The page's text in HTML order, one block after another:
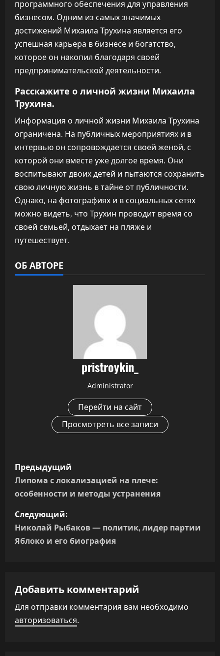
программного обеспечения для управления
бизнесом. Одним из самых значимых
достижений Михаила Трухина является его
успешная карьера в бизнесе и богатство,
которое он накопил благодаря своей
предпринимательской деятельности.
Расскажите о личной жизни Михаила
Трухина.
Информация о личной жизни Михаила Трухина
ограничена. На публичных мероприятиях и в
интервью он сопровождается своей женой, с
которой они вместе уже долгое время. Они
воспитывают двоих детей и пытаются сохранить
свою личную жизнь в тайне от публичности.
Однако, на фотографиях и в социальных сетях
можно видеть, что Трухин проводит время со
своей семьей, отдыхает на пляже и
путешествует.
ОБ АВТОРЕ
pristroykin_
Administrator
Перейти на сайт
Просмотреть все записи
Н
а
в
и
г
ц
и
я
Предыдущий
Липома с локализацией на плече:
особенности и методы устранения
Следующий:
Николай Рыбаков — политик, лидер партии
Яблоко и его биография
Добавить комментарий
Для отправки комментария вам необходимо
авторизоваться.